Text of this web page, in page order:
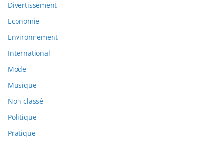
Divertissement
Economie
Environnement
International
Mode
Musique
Non classé
Politique
Pratique